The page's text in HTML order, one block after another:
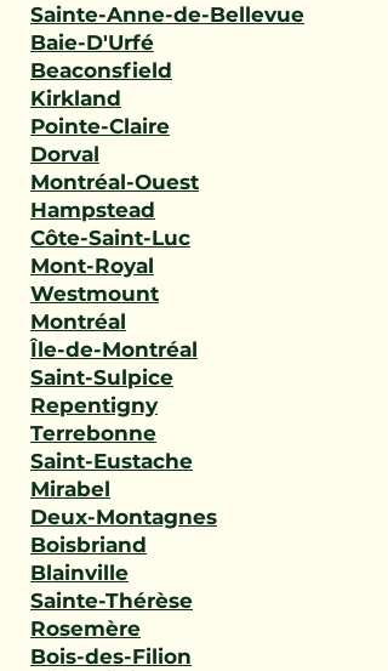
Sainte-Anne-de-Bellevue
Baie-D'Urfé
Beaconsfield
Kirkland
Pointe-Claire
Dorval
Montréal-Ouest
Hampstead
Côte-Saint-Luc
Mont-Royal
Westmount
Montréal
Île-de-Montréal
Saint-Sulpice
Repentigny
Terrebonne
Saint-Eustache
Mirabel
Deux-Montagnes
Boisbriand
Blainville
Sainte-Thérèse
Rosemère
Bois-des-Filion